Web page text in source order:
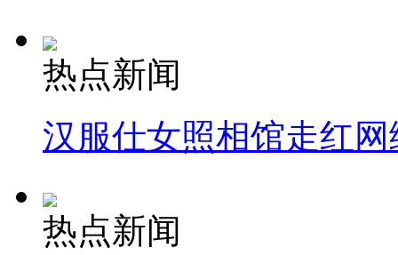
热点新闻
汉服仕女照相馆走红网
热点新闻